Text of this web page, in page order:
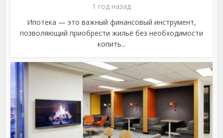
1 год назад
Ипотека — это важный финансовый инструмент,
позволяющий приобрести жильё без необходимости
копить...